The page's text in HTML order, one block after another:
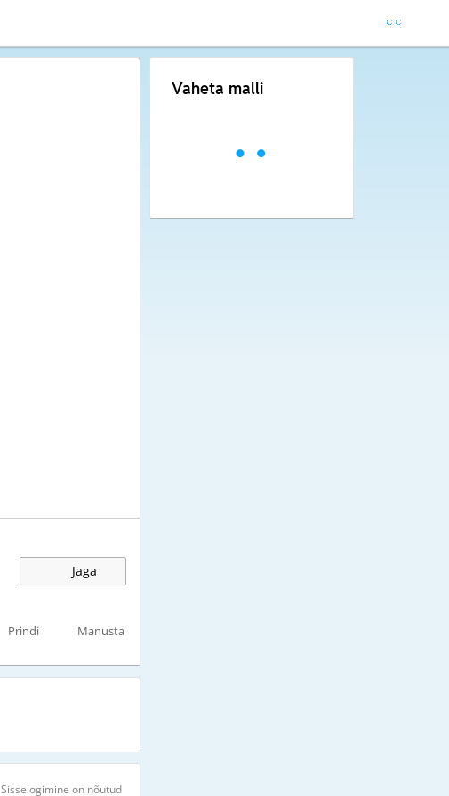
Jaga
Prindi Manusta
Sisselogimine on nõutud
Vaheta malli